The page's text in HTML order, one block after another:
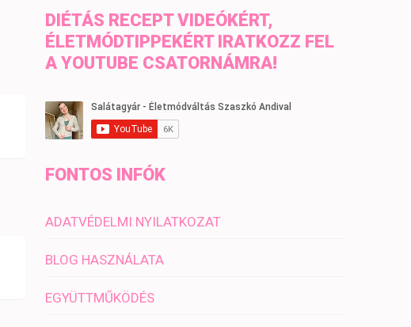
DIÉTÁS RECEPT VIDEÓKÉRT,
ÉLETMÓDTIPPEKÉRT IRATKOZZ FEL
A YOUTUBE CSATORNÁMRA!
FONTOS INFÓK
ADATVÉDELMI NYILATKOZAT
BLOG HASZNÁLATA
EGYÜTTMŰKÖDÉS